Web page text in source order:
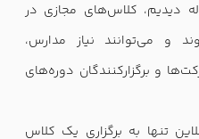
دیدیم، کلاس‌های مجازی در
و می‌توانند نیاز مدارس،
و برگزارکنندگان دوره‌های
تنها به برگزاری یک کلاس